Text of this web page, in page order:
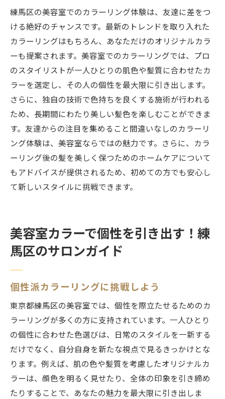
練馬区の美容室でのカラーリング体験は、友達に差をつ
ける絶好のチャンスです。最新のトレンドを取り入れた
カラーリングはもちろん、あなただけのオリジナルカラ
ーも提案されます。美容室でのカラーリングでは、プロ
のスタイリストが一人ひとりの肌色や髪質に合わせたカ
ラーを選定し、その人の個性を最大限に引き出します。
さらに、独自の技術で色持ちを良くする施術が行われる
ため、長期間にわたり美しい髪色を楽しむことができま
す。友達からの注目を集めること間違いなしのカラーリ
ング体験は、美容室ならではの魅力です。さらに、カラ
ーリング後の髪を美しく保つためのホームケアについて
もアドバイスが提供されるため、初めての方でも安心し
て新しいスタイルに挑戦できます。
美容室カラーで個性を引き出す！練
馬区のサロンガイド
個性派カラーリングに挑戦しよう
東京都練馬区の美容室では、個性を際立たせるためのカ
ラーリングが多くの方に支持されています。一人ひとり
の個性に合わせた色選びは、日常のスタイルを一新する
だけでなく、自分自身を新たな視点で見るきっかけとな
ります。例えば、肌の色や髪質を考慮したオリジナルカ
ラーは、顔色を明るく見せたり、全体の印象を引き締め
たりすることで、あなたの魅力を最大限に引き出しま